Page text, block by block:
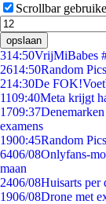
Scrollbar
opslaan
314:50VrijMiBabes
2614:50Random
214:30De
1109:40Meta krijgt
1709:37
examens
1900:45Random
6406/08Onlyfans-
maan
2406/08Huisarts per
1906/08Drone met